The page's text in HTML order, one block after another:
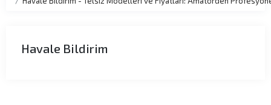
Havale Bildirim